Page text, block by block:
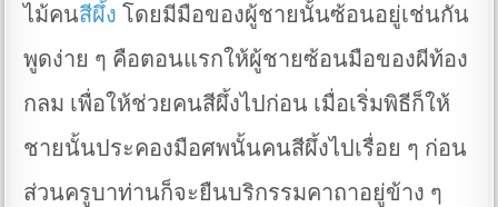
ไม้คนสีผึ้ง โดยมีมือของผู้ชายนั้นซ้อนอยู่เช่นกัน
พูดง่าย ๆ คือตอนแรกให้ผู้ชายซ้อนมือของผีท้อง
กลม เพื่อให้ช่วยคนสีผึ้งไปก่อน เมื่อเริ่มพิธีก็ให้
ชายนั้นประคองมือศพนั้นคนสีผึ้งไปเรื่อย ๆ ก่อน
ส่วนครูบาท่านก็จะยืนบริกรรมคาถาอยู่ข้าง ๆ